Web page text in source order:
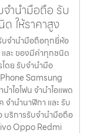
จำนำมือถือ รับ
ให้ราคาสูง
บจำนำมือถือทุกยี่ห้อ
ละ ของมีค่าทุกชนิด
ดย รับจํานํามือ
Samsung
ไอโฟน จำนำไอแพด
ำนำนาฬิกา และ รับ
บริการรับจำนำมือถือ
Oppo Redmi